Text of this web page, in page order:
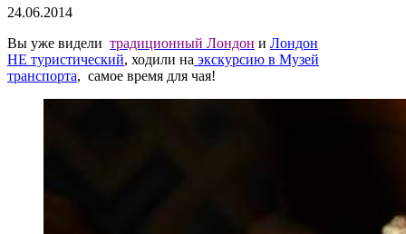
24.06.2014
Вы уже видели традиционный Лондон и Лондон
НЕ туристический, ходили на экскурсию в Музей
транспорта, самое время для чая!